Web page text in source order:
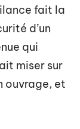
fait la
d’un
qui
miser sur
ouvrage, et